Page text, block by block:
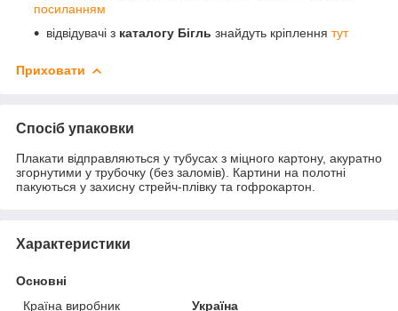
посиланням
відвідувачі з каталогу Бігль знайдуть кріплення тут
Приховати
Спосіб упаковки
Плакати відправляються у тубусах з міцного картону, акуратно
згорнутими у трубочку (без заломів). Картини на полотні
пакуються у захисну стрейч-плівку та гофрокартон.
Характеристики
Основні
Країна виробник
Україна